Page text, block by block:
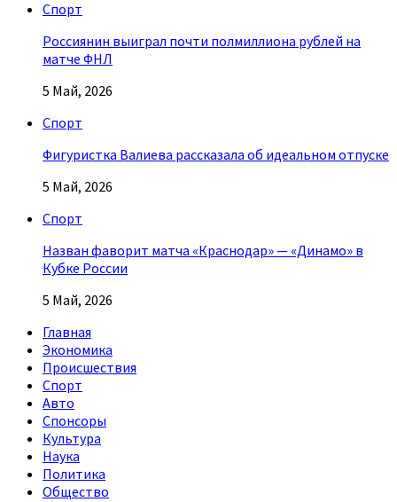
Спорт
Россиянин выиграл почти полмиллиона рублей на
матче ФНЛ
5 Май, 2026
Спорт
Фигуристка Валиева рассказала об идеальном отпуске
5 Май, 2026
Спорт
Назван фаворит матча «Краснодар» — «Динамо» в
Кубке России
5 Май, 2026
Главная
Экономика
Происшествия
Спорт
Авто
Спонсоры
Культура
Наука
Политика
Общество